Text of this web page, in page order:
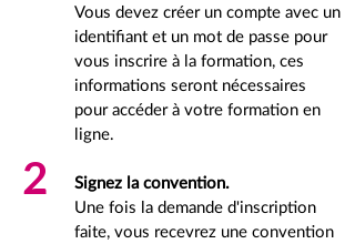
2
Vous devez créer un compte avec un
identifiant et un mot de passe pour
vous inscrire à la formation, ces
informations seront nécessaires
pour accéder à votre formation en
ligne.
Signez la convention.
Une fois la demande d'inscription
faite, vous recevrez une convention